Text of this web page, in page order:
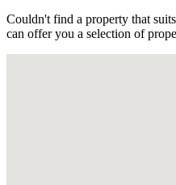
Couldn't find a property that
can offer you a selection of